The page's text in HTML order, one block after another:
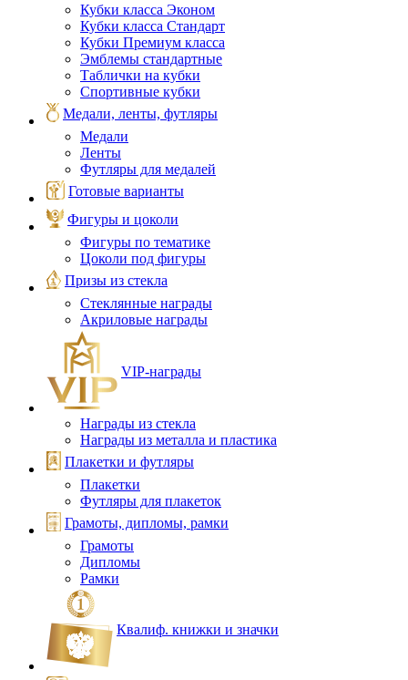
Кубки класса Эконом
Кубки класса Стандарт
Кубки Премиум класса
Эмблемы стандартные
Таблички на кубки
Спортивные кубки
Медали, ленты, футляры
Медали
Ленты
Футляры для медалей
Готовые варианты
Фигуры и цоколи
Фигуры по тематике
Цоколи под фигуры
Призы из стекла
Стеклянные награды
Акриловые награды
VIP‑награды
Награды из стекла
Награды из металла и пластика
Плакетки и футляры
Плакетки
Футляры для плакеток
Грамоты, дипломы, рамки
Грамоты
Дипломы
Рамки
Квалиф. книжки и значки